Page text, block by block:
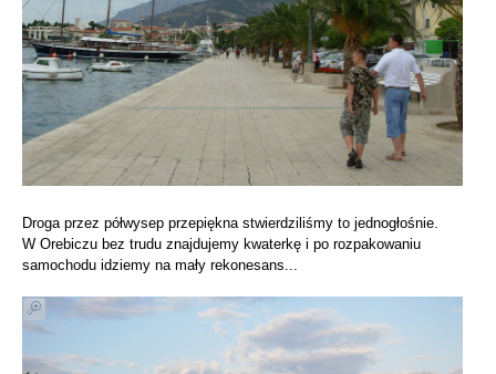
Droga przez półwysep przepiękna stwierdziliśmy to jednogłośnie.
W Orebiczu bez trudu znajdujemy kwaterkę i po rozpakowaniu
samochodu idziemy na mały rekonesans...